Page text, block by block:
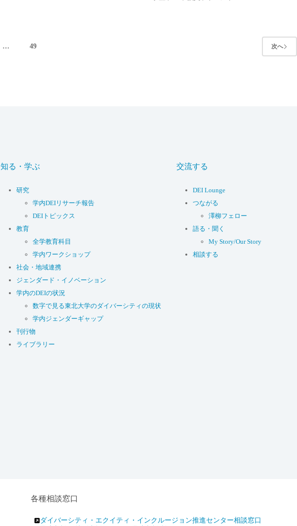
… 49 次へ
知る・学ぶ
研究
学内DEIリサーチ報告
DEIトピックス
教育
全学教育科目
学内ワークショップ
社会・地域連携
ジェンダード・イノベーション
学内のDEIの状況
数字で見る東北大学のダイバーシティの現状
学内ジェンダーギャップ
刊行物
ライブラリー
交流する
DEI Lounge
つながる
澤柳フェロー
語る・聞く
My Story/Our Story
相談する
各種相談窓口
ダイバーシティ・エクイティ・インクルージョン推進センター相談窓口